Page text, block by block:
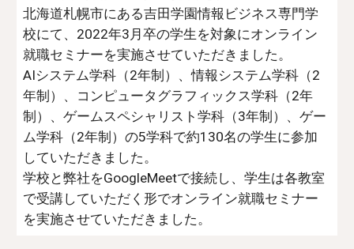
北海道札幌市にある吉田学園情報ビジネス専門学
校にて、2022年3月卒の学生を対象にオンライン
就職セミナーを実施させていただきました。
AIシステム学科（2年制）、情報システム学科（2
年制）、コンピュータグラフィックス学科（2年
制）、ゲームスペシャリスト学科（3年制）、ゲー
ム学科（2年制）の5学科で約130名の学生に参加
していただきました。
学校と弊社をGoogleMeetで接続し、学生は各教室
で受講していただく形でオンライン就職セミナー
を実施させていただきました。